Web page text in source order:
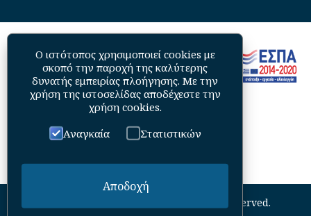
Academy of Athens. All Rights Reserved.
Ο ιστότοπος χρησιμοποιεί cookies με
σκοπό την παροχή της καλύτερης
δυνατής εμπειρίας πλοήγησης. Με την
χρήση της ιστοσελίδας αποδέχεστε την
χρήση cookies.
Αναγκαία
Στατιστικών
Αποδοχή